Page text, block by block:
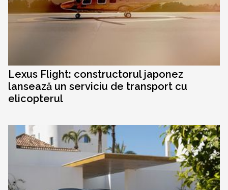
Lexus Flight: constructorul japonez
lansează un serviciu de transport cu
elicopterul